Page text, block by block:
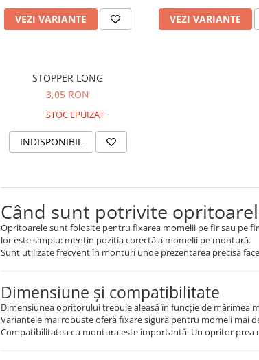
VEZI VARIANTE VEZI VARIANTE
STOPPER LONG
3,05 RON
STOC EPUIZAT
INDISPONIBIL
Când sunt potrivite
Opritoarele sunt folosite pentru fixarea momelii pe fir sau pe
lor este simplu: mențin poziția corectă a momelii pe montură.
Sunt utilizate frecvent în monturi unde prezentarea precisă
Dimensiune și compatibilitate
Dimensiunea opritorului trebuie aleasă în funcție de
Variantele mai robuste oferă fixare sigură pentru momeli mai
Compatibilitatea cu montura este importantă. Un opritor prea